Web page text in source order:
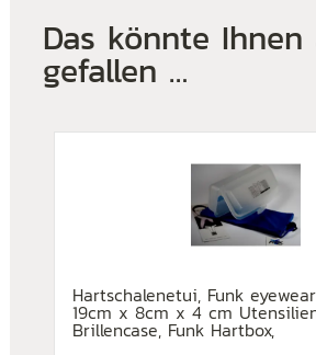
Das könnte Ihnen
gefallen …
Hartschalenetui, Funk
19cm x 8cm x 4 cm
Brillencase, Funk Hartbox,